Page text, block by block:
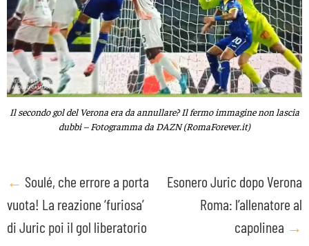
Il secondo gol del Verona era da annullare? Il fermo immagine non lascia
dubbi – Fotogramma da DAZN (RomaForever.it)
Post
navigation
← Soulé, che errore a porta
vuota! La reazione ‘furiosa’
di Juric poi il gol liberatorio
Esonero Juric dopo Verona
Roma: l’allenatore al
capolinea →